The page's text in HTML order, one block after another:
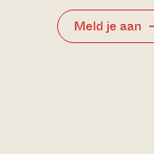
Meld je aan